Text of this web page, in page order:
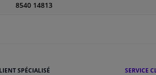
8540 14813
SPÉCIALISÉ SERVICE